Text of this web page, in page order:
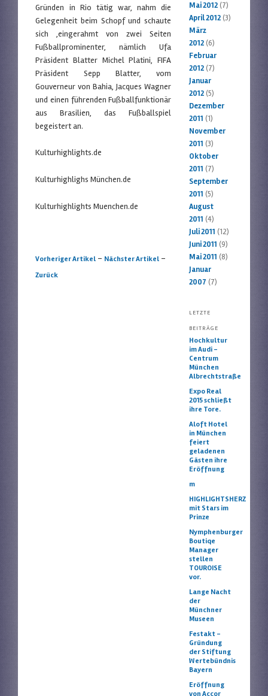
Gründen in Rio tätig war, nahm die
Gelegenheit beim Schopf und schaute
sich ,eingerahmt von zwei Seiten
Fußballprominenter, nämlich Ufa
Präsident Blatter Michel Platini, FIFA
Präsident Sepp Blatter, vom
Gouverneur von Bahia, Jacques Wagner
und einen führenden Fußballfunktionär
aus Brasilien, das Fußballspiel
begeistert an.
Kulturhighlights.de
Kulturhighlighs München.de
Kulturhighlights Muenchen.de
Artikelnavigation
Vorheriger Artikel - Nächster Artikel -
Zurück
Mai 2012(7)
April 2012(3)
März
2012(6)
Februar
2012(7)
Januar
2012(5)
Dezember
2011 (1)
November
2011 (3)
Oktober
2011 (7)
September
2011 (5)
August
2011 (4)
Juli 2011 (12)
Juni 2011 (9)
Mai 2011 (8)
Januar
2007 (7)
LETZTE
BEITRÄGE
Hochkultur
im Audi –
Centrum
München
Albrechtstraße
Expo Real
2015 schließt
ihre Tore.
Aloft Hotel
in München
feiert
geladenen
Gästen ihre
Eröffnung
m
HIGHLIGHTSHERZ
mit Stars im
Prinze
Nymphenburger
Boutiqe
Manager
stellen
TOUROISE
vor.
Lange Nacht
der
Münchner
Museen
Festakt –
Gründung
der Stiftung
Wertebündnis
Bayern
Eröffnung
von Accor